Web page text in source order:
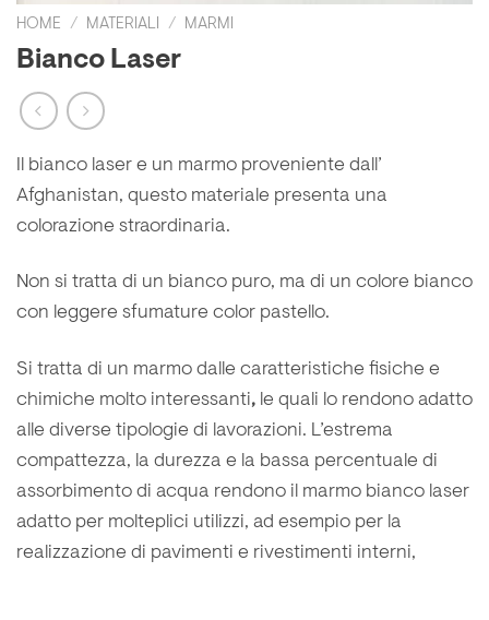
HOME / MATERIALI / MARMI
Bianco Laser
Il bianco laser e un marmo proveniente dall’
Afghanistan, questo materiale presenta una
colorazione straordinaria.
Non si tratta di un bianco puro, ma di un colore bianco
con leggere sfumature color pastello.
Si tratta di un marmo dalle caratteristiche fisiche e
chimiche molto interessanti, le quali lo rendono adatto
alle diverse tipologie di lavorazioni. L’estrema
compattezza, la durezza e la bassa percentuale di
assorbimento di acqua rendono il marmo bianco laser
adatto per molteplici utilizzi, ad esempio per la
realizzazione di pavimenti e rivestimenti interni,